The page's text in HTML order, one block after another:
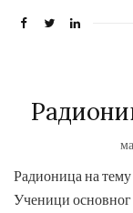
Радионица на тему
Ученици основног